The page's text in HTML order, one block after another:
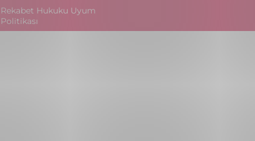
Rekabet Hukuku Uyum
Politikası